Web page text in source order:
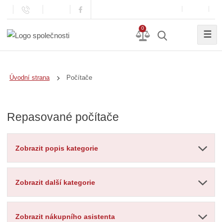
0
☰
Úvodní strana Počítače
Repasované počítače
Zobrazit popis kategorie
Zobrazit další kategorie
Zobrazit nákupního asistenta